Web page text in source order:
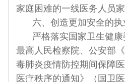
家庭困难的一线医务人员
六、创造更加安全的执
严格落实国家卫生健康
最高人民检察院、公安部
毒肺炎疫情防控期间保障
医疗秩序的通知》（国卫